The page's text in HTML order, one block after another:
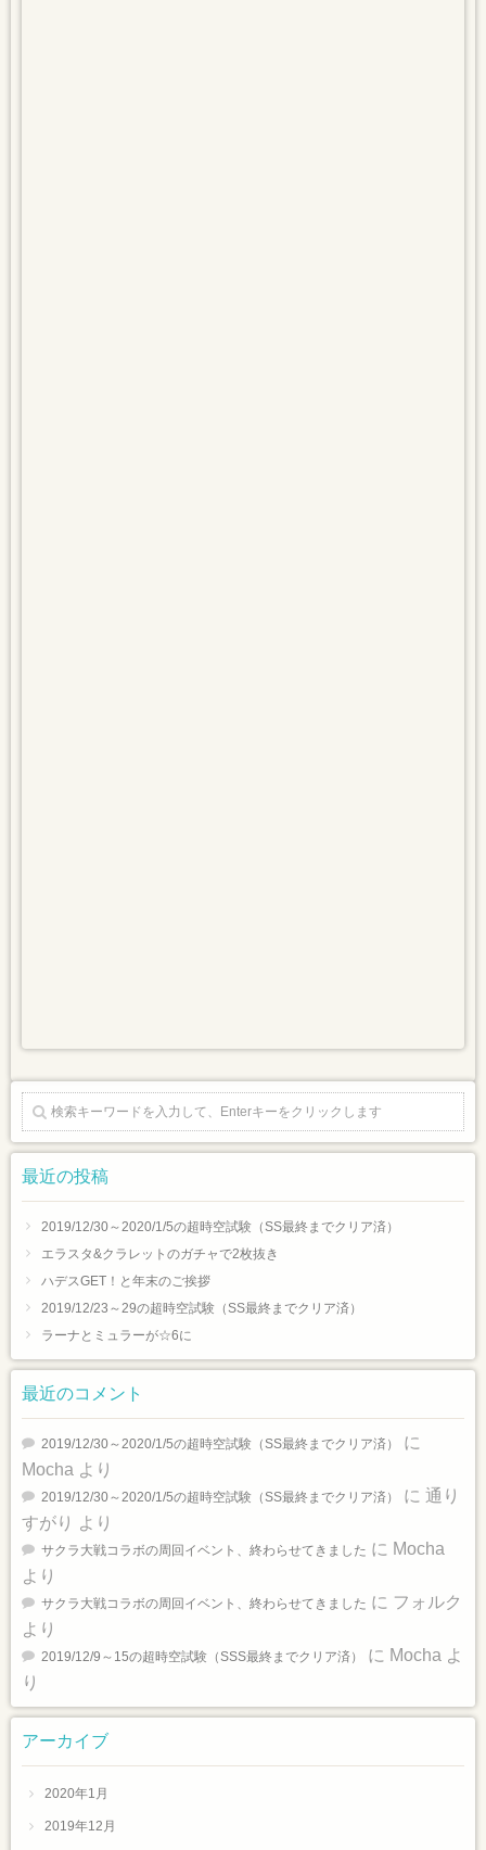
最近の投稿
2019/12/30～2020/1/5の超時空試験（SS最終までクリア済）
エラスタ&クラレットのガチャで2枚抜き
ハデスGET！と年末のご挨拶
2019/12/23～29の超時空試験（SS最終までクリア済）
ラーナとミュラーが☆6に
最近のコメント
2019/12/30～2020/1/5の超時空試験（SS最終までクリア済）
に
Mocha より
2019/12/30～2020/1/5の超時空試験（SS最終までクリア済） に 通り
すがり より
サクラ大戦コラボの周回イベント、終わらせてきました に Mocha
より
サクラ大戦コラボの周回イベント、終わらせてきました に フォルク
より
2019/12/9～15の超時空試験（SSS最終までクリア済） に Mocha よ
り
アーカイブ
2020年1月
2019年12月